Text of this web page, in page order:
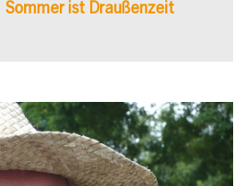
Sommer ist Draußenzeit